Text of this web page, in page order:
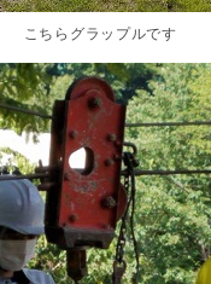
こちらグラップルです